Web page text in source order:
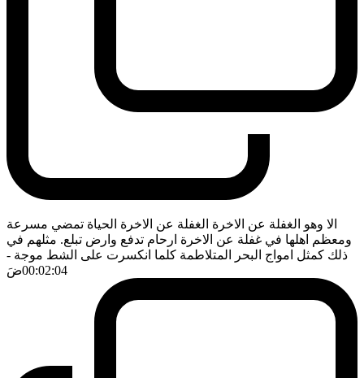
الا وهو الغفلة عن الاخرة الغفلة عن الاخرة الحياة تمضي مسرعة
ومعظم اهلها في غفلة عن الاخرة ارحام تدفع وارض تبلع. مثلهم في
ذلك كمثل امواج البحر المتلاطمة كلما انكسرت على الشط موجة -
00:02:04ضَ